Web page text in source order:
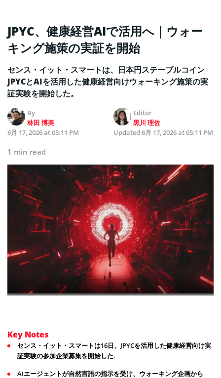
JPYC、健康経営AIで活用へ｜ウォー
キング施策の実証を開始
センス・イット・スマートは、日本円ステーブルコイン
JPYCとAIを活用した健康経営向けウォーキング施策の実
証実験を開始した。
By
林田 博美
Editor
黒川 理佐
6月 17, 2026 at 05:11 PM
Updated 6月 17, 2026 at 05:11 PM
1 min read
Key Notes
センス・イット・スマートは16日、JPYCを活用した健康経営向け実
証実験の参加企業募集を開始した.
AIエージェントが自然言語の指示を受け、ウォーキング企画から